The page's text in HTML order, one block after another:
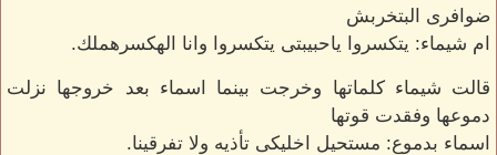
ضوافرى البتخربش
ام شيماء: يتكسروا ياحبيبتى يتكسروا وانا الهكسرهملك.
قالت شيماء كلماتها وخرجت بينما اسماء بعد خروجها نزلت
دموعها وفقدت قوتها
اسماء بدموع: مستحيل اخليكى تأذيه ولا تفرقينا.